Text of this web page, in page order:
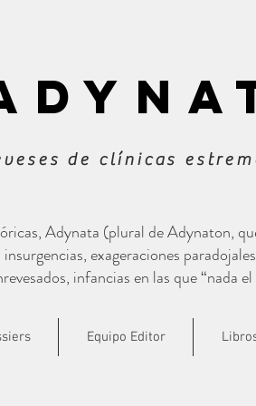
de clínicas
Equipo Editor
Adynata (plural de Adynaton,
exageraciones
infancias en las que “nada